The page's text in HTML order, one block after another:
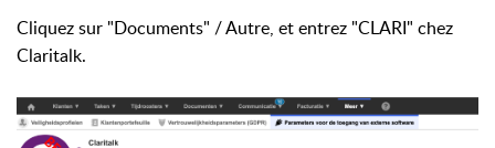
Cliquez sur "Documents" / Autre, et entrez "CLARI" chez
Claritalk.